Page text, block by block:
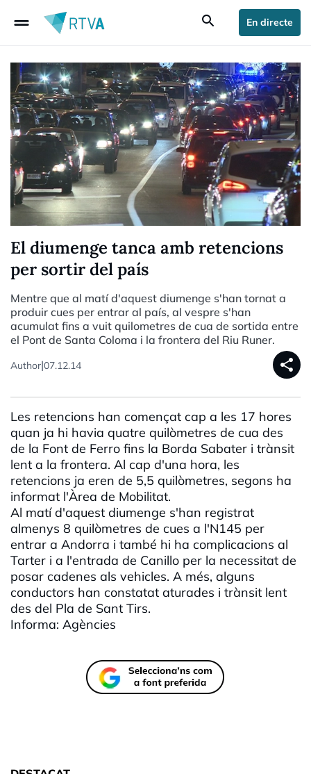
drag_handle search En directe
El diumenge tanca amb retencions
per sortir del país
Mentre que al matí d'aquest diumenge s'han tornat a
produir cues per entrar al país, al vespre s'han
acumulat fins a vuit quilometres de cua de sortida entre
el Pont de Santa Coloma i la frontera del Riu Runer.
Author|07.12.14 share
Les retencions han començat cap a les 17 hores
quan ja hi havia quatre quilòmetres de cua des
de la Font de Ferro fins la Borda Sabater i trànsit
lent a la frontera. Al cap d'una hora, les
retencions ja eren de 5,5 quilòmetres, segons ha
informat l'Àrea de Mobilitat.
Al matí d'aquest diumenge s'han registrat
almenys 8 quilòmetres de cues a l'N145 per
entrar a Andorra i també hi ha complicacions al
Tarter i a l'entrada de Canillo per la necessitat de
posar cadenes als vehicles. A més, alguns
conductors han constatat aturades i trànsit lent
des del Pla de Sant Tirs.
Informa: Agències